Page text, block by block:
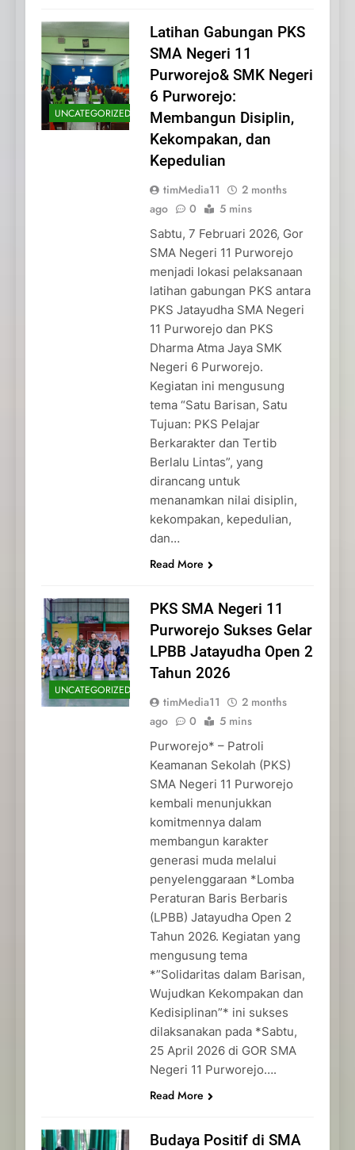
UNCATEGORIZED
Latihan Gabungan PKS
SMA Negeri 11
Purworejo& SMK Negeri
6 Purworejo:
Membangun Disiplin,
Kekompakan, dan
Kepedulian
timMedia11
2 months
ago
0 5 mins
Sabtu, 7 Februari 2026, Gor
SMA Negeri 11 Purworejo
menjadi lokasi pelaksanaan
latihan gabungan PKS antara
PKS Jatayudha SMA Negeri
11 Purworejo dan PKS
Dharma Atma Jaya SMK
Negeri 6 Purworejo.
Kegiatan ini mengusung
tema “Satu Barisan, Satu
Tujuan: PKS Pelajar
Berkarakter dan Tertib
Berlalu Lintas”, yang
dirancang untuk
menanamkan nilai disiplin,
kekompakan, kepedulian,
dan…
Read More
UNCATEGORIZED
PKS SMA Negeri 11
Purworejo Sukses Gelar
LPBB Jatayudha Open 2
Tahun 2026
timMedia11
2 months
ago
0 5 mins
Purworejo* – Patroli
Keamanan Sekolah (PKS)
SMA Negeri 11 Purworejo
kembali menunjukkan
komitmennya dalam
membangun karakter
generasi muda melalui
penyelenggaraan *Lomba
Peraturan Baris Berbaris
(LPBB) Jatayudha Open 2
Tahun 2026. Kegiatan yang
mengusung tema
*”Solidaritas dalam Barisan,
Wujudkan Kekompakan dan
Kedisiplinan”* ini sukses
dilaksanakan pada *Sabtu,
25 April 2026 di GOR SMA
Negeri 11 Purworejo….
Read More
Budaya Positif di SMA